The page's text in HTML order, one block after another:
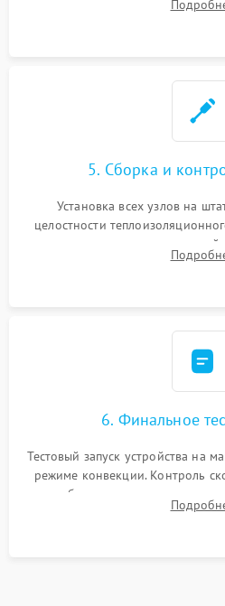
выгоревших реле,
5. Сборка и
Установка всех узлов на
целостности
исключить перегрев
Надежная фиксация клемм и
6. Финальное
Тестовый запуск устройства на
режиме конвекции. Контроль
срабатывания термостата
температуры и тест на